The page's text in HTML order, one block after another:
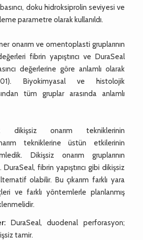
doku hidroksiprolin seviyesi ve
parametre olarak kullanıldı.
onarım ve omentoplasti gruplarının
fibrin yapıştırıcı ve DuraSeal
değerlerine göre anlamlı olarak
Biyokimyasal ve histolojik
tüm gruplar arasında anlamlı
dikişsiz onarım tekniklerinin
tekniklerine üstün etkilerinin
Dikişsiz onarım gruplarının
fibrin yapıştırıcı gibi dikişsiz
olabilir. Bu çıkarım farklı yara
ve farklı yöntemlerle planlanmış
DuraSeal, duodenal perforasyon;
tamir.